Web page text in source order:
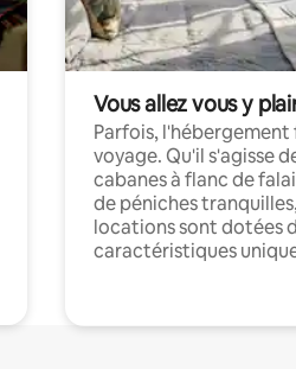
Vous allez vous y
Parfois, l'hébergement
voyage. Qu'il s'agisse
cabanes à flanc de
de péniches
locations sont dotées
caractéristiques